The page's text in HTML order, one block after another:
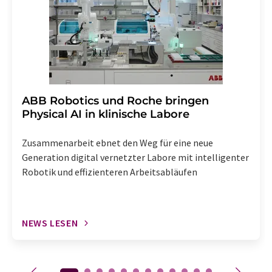
Abbestellung des entsprechenden Newsletters
enthalten.
​​​​​​​ABB Robotics und Roche bringen
Physical AI in klinische Labore
Zusammenarbeit ebnet den Weg für eine neue
Generation digital vernetzter Labore mit intelligenter
Robotik und effizienteren Arbeitsabläufen
NEWS LESEN